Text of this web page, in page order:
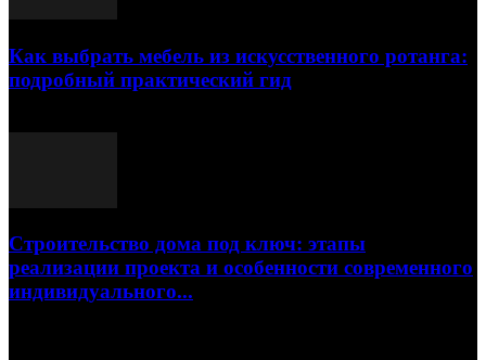
Как выбрать мебель из искусственного ротанга:
подробный практический гид
Строительство дома под ключ: этапы
реализации проекта и особенности современного
индивидуального...